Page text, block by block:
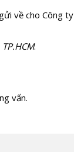
về cho Công ty
.
vấn.